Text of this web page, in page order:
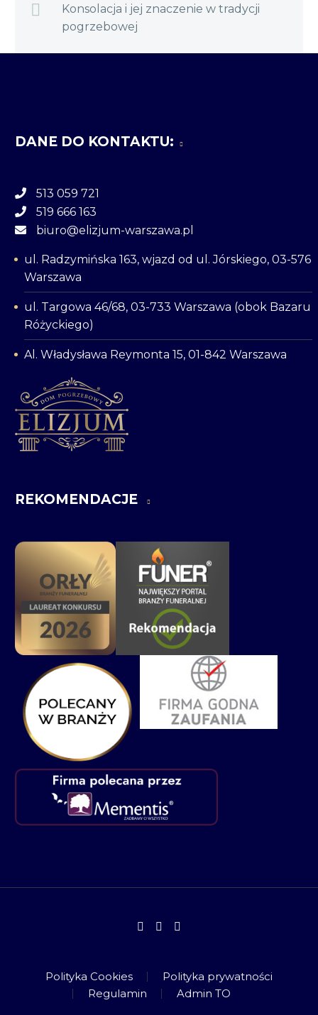
Konsolacja i jej znaczenie w tradycji
pogrzebowej
DANE DO KONTAKTU:
513 059 721
519 666 163
biuro@elizjum-warszawa.pl
ul. Radzymińska 163, wjazd od ul. Jórskiego, 03-576
Warszawa
ul. Targowa 46/68, 03-733 Warszawa (obok Bazaru
Różyckiego)
Al. Władysława Reymonta 15, 01-842 Warszawa
REKOMENDACJE
Polityka Cookies
Polityka prywatności
Regulamin
Admin TO